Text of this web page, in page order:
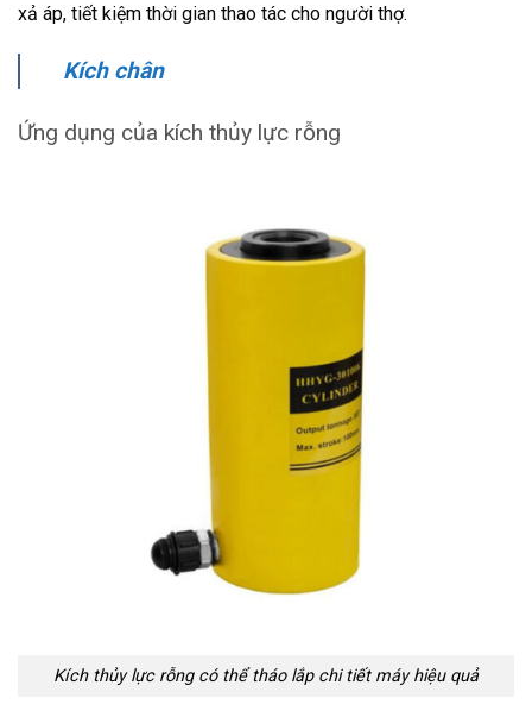
xả áp, tiết kiệm thời gian thao tác cho người thợ.
Kích chân
Ứng dụng của kích thủy lực rỗng
Kích thủy lực rỗng có thể tháo lắp chi tiết máy hiệu quả